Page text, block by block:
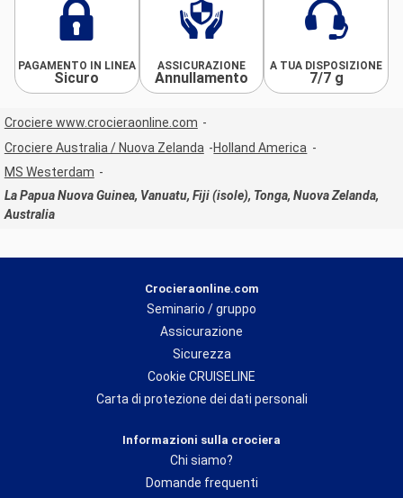
PAGAMENTO IN LINEA
Sicuro
ASSICURAZIONE
Annullamento
A TUA DISPOSIZIONE
7/7 g
Crociere www.crocieraonline.com
Crociere Australia / Nuova Zelanda
Holland America
MS Westerdam
La Papua Nuova Guinea, Vanuatu, Fiji (isole), Tonga, Nuova Zelanda,
Australia
Crocieraonline.com
Seminario / gruppo
Assicurazione
Sicurezza
Cookie CRUISELINE
Carta di protezione dei dati personali
Informazioni sulla crociera
Chi siamo?
Domande frequenti